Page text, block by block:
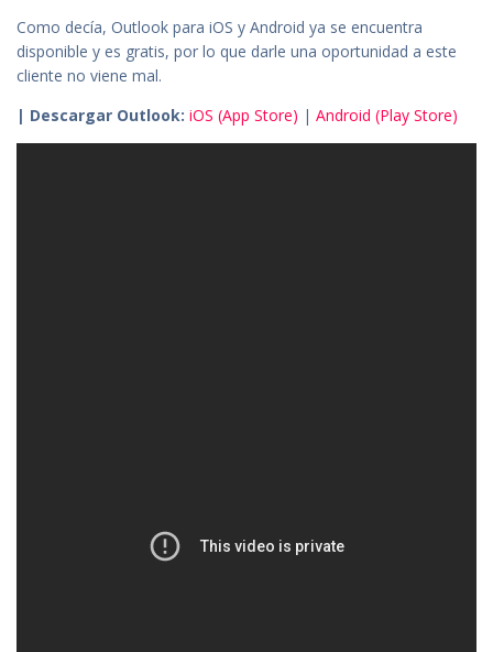
Como decía, Outlook para iOS y Android ya se encuentra
disponible y es gratis, por lo que darle una oportunidad a este
cliente no viene mal.
| Descargar Outlook: iOS (App Store) | Android (Play Store)